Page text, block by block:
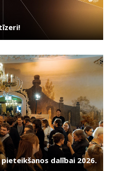
pieteikšanos dalībai 2026.